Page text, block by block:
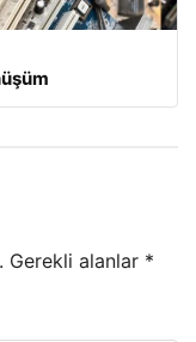
Gerekli alanlar *